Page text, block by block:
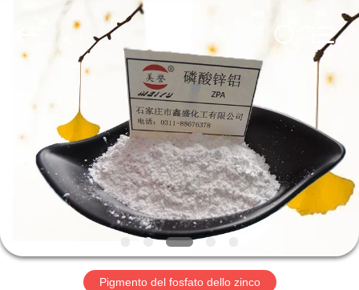
PRODOTTI
VIDEO
SU
DI
Developed
Pigmento del fosfato dello zinco